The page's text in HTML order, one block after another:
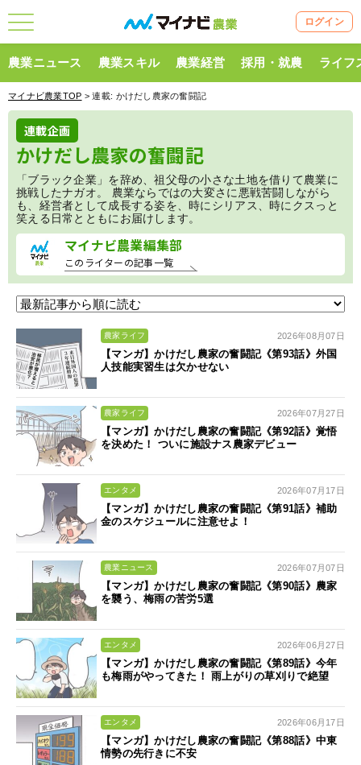
ログイン
農業ニュース 農業スキル 農業経営 採用・就農 ライフ
マイナビ農業TOP > 連載: かけだし農家の奮闘記
連載企画
かけだし農家の奮闘記
「ブラック企業」を辞め、祖父母の小さな土地を借りて農業に
挑戦したナガオ。 農業ならではの大変さに悪戦苦闘しながら
も、経営者として成長する姿を、時にシリアス、時にクスっと
笑える日常とともにお届けします。
マイナビ農業編集部
このライターの記事一覧
農家ライフ 2026年08月07日
【マンガ】かけだし農家の奮闘記《第93話》外国
人技能実習生は欠かせない
農家ライフ 2026年07月27日
【マンガ】かけだし農家の奮闘記《第92話》覚悟
を決めた！ ついに施設ナス農家デビュー
エンタメ 2026年07月17日
【マンガ】かけだし農家の奮闘記《第91話》補助
金のスケジュールに注意せよ！
農業ニュース 2026年07月07日
【マンガ】かけだし農家の奮闘記《第90話》農家
を襲う、梅雨の苦労5選
エンタメ 2026年06月27日
【マンガ】かけだし農家の奮闘記《第89話》今年
も梅雨がやってきた！ 雨上がりの草刈りで絶望
エンタメ 2026年06月17日
【マンガ】かけだし農家の奮闘記《第88話》中東
情勢の先行きに不安